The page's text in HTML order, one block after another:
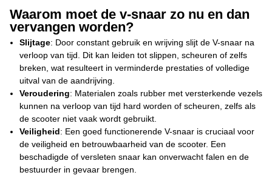
Waarom moet de v-snaar zo nu en dan
vervangen worden?
Slijtage: Door constant gebruik en wrijving slijt de V-snaar na
verloop van tijd. Dit kan leiden tot slippen, scheuren of zelfs
breken, wat resulteert in verminderde prestaties of volledige
uitval van de aandrijving.
Veroudering: Materialen zoals rubber met versterkende vezels
kunnen na verloop van tijd hard worden of scheuren, zelfs als
de scooter niet vaak wordt gebruikt.
Veiligheid: Een goed functionerende V-snaar is cruciaal voor
de veiligheid en betrouwbaarheid van de scooter. Een
beschadigde of versleten snaar kan onverwacht falen en de
bestuurder in gevaar brengen.